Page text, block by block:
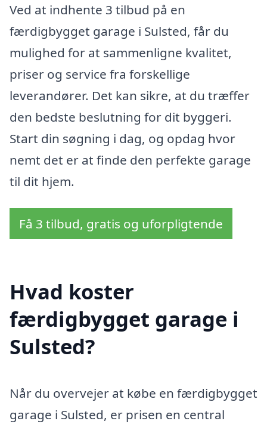
Ved at indhente 3 tilbud på en
færdigbygget garage i Sulsted, får du
mulighed for at sammenligne kvalitet,
priser og service fra forskellige
leverandører. Det kan sikre, at du træffer
den bedste beslutning for dit byggeri.
Start din søgning i dag, og opdag hvor
nemt det er at finde den perfekte garage
til dit hjem.
Få 3 tilbud, gratis og uforpligtende
Hvad koster
færdigbygget garage i
Sulsted?
Når du overvejer at købe en færdigbygget
garage i Sulsted, er prisen en central